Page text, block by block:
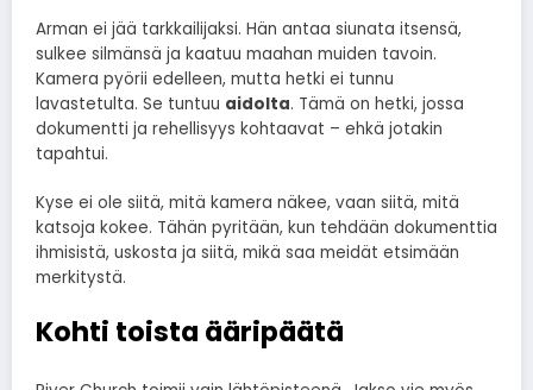
Arman ei jää tarkkailijaksi. Hän antaa siunata itsensä,
sulkee silmänsä ja kaatuu maahan muiden tavoin.
Kamera pyörii edelleen, mutta hetki ei tunnu
lavastetulta. Se tuntuu aidolta. Tämä on hetki, jossa
dokumentti ja rehellisyys kohtaavat – ehkä jotakin
tapahtui.
Kyse ei ole siitä, mitä kamera näkee, vaan siitä, mitä
katsoja kokee. Tähän pyritään, kun tehdään dokumenttia
ihmisistä, uskosta ja siitä, mikä saa meidät etsimään
merkitystä.
Kohti toista ääripäätä